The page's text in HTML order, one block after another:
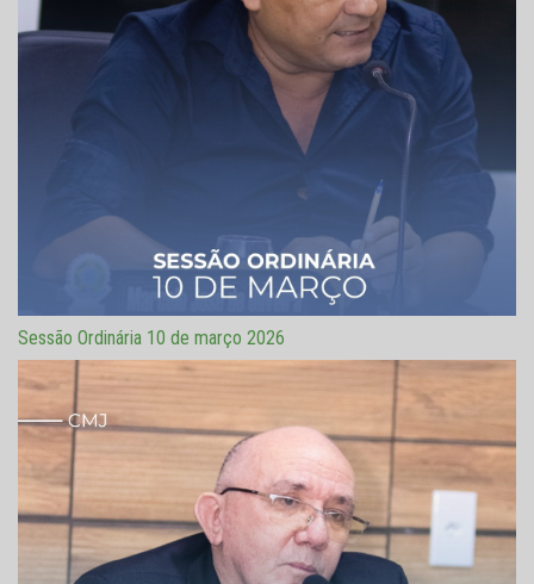
Sessão Ordinária 10 de março 2026